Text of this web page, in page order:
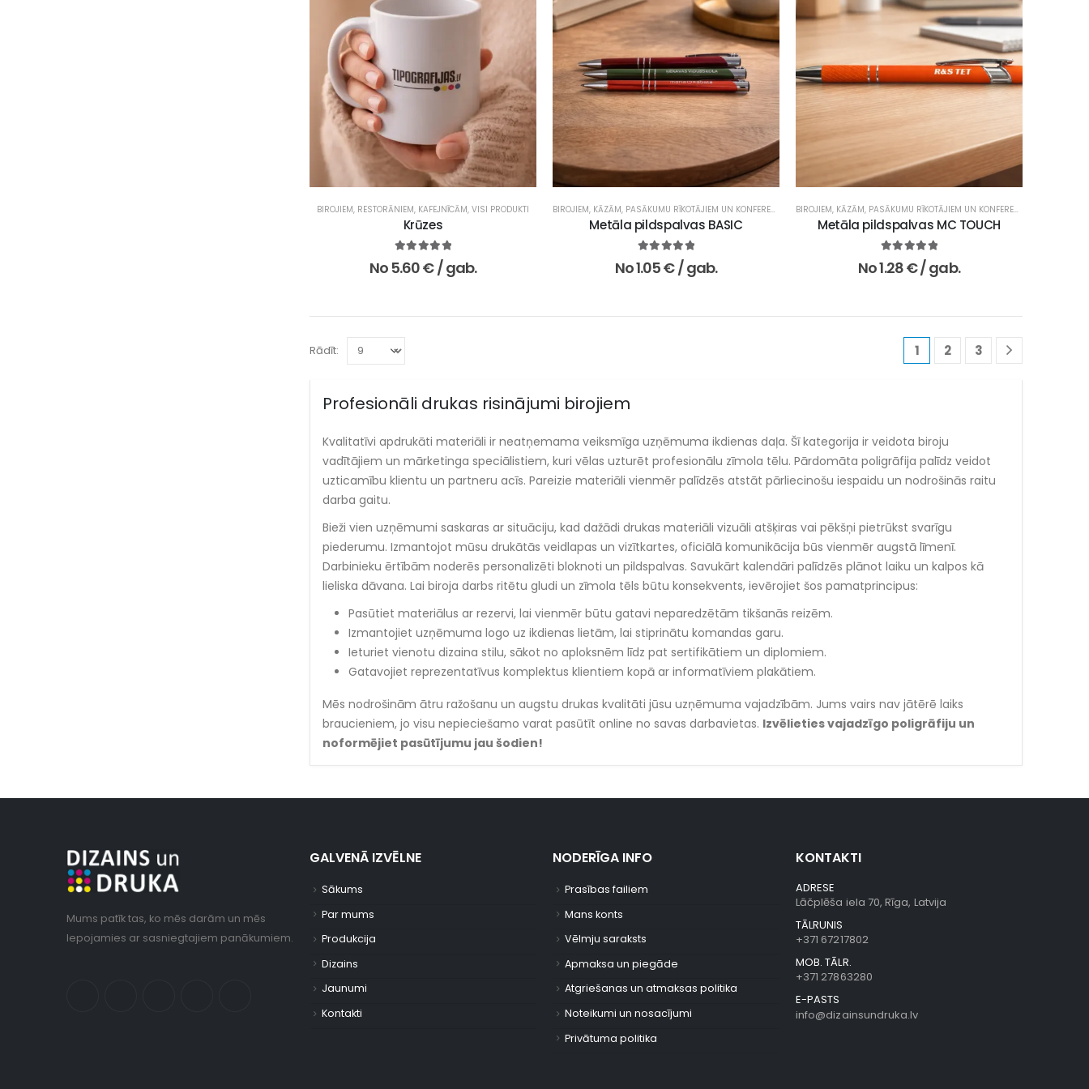
BIROJIEM, RESTORĀNIEM, KAFEJNĪCĀM, VISI PRODUKTI
Krūzes
5.00no 5
No 5.60€/ gab.
BIROJIEM, KĀZĀM, PASĀKUMU RĪKOTĀJIEM UN KONFERENCĒM ,REKLĀMAS UN MĀRKETINGA AĢENTŪRĀM ,SKOLĀM UN IZGLĪTĪBAS
Metāla pildspalvas BASIC
5.00no 5
No1.05€/ gab.
BIROJIEM, KĀZĀM, PASĀKUMU RĪKOTĀJIEM UN KONFERENCĒM
Metāla pildspalvas MC TOUCH
5.00no 5
No1.28€/ gab.
Rādīt: 1 2 3
Profesionāli drukas risinājumi birojiem
Kvalitatīvi apdrukāti materiāli ir neatņemama veiksmīga uzņēmuma ikdienas daļa. Šī kategorija ir veidota biroju
vadītājiem un mārketinga speciālistiem, kuri vēlas uzturēt profesionālu zīmola tēlu. Pārdomāta poligrāfija palīdz veidot
uzticamību klientu un partneru acīs. Pareizie materiāli vienmēr palīdzēs atstāt pārliecinošu iespaidu un nodrošinās raitu
darba gaitu.
Bieži vien uzņēmumi saskaras ar situāciju, kad dažādi drukas materiāli vizuāli atšķiras vai pēkšņi pietrūkst svarīgu
piederumu. Izmantojot mūsu drukātās veidlapas un vizītkartes, oficiālā komunikācija būs vienmēr augstā līmenī.
Darbinieku ērtībām noderēs personalizēti bloknoti un pildspalvas. Savukārt kalendāri palīdzēs plānot laiku un kalpos kā
lieliska dāvana. Lai biroja darbs ritētu gludi un zīmola tēls būtu konsekvents, ievērojiet šos pamatprincipus:
Pasūtiet materiālus ar rezervi, lai vienmēr būtu gatavi neparedzētām tikšanās reizēm.
Izmantojiet uzņēmuma logo uz ikdienas lietām, lai stiprinātu komandas garu.
Ieturiet vienotu dizaina stilu, sākot no aploksnēm līdz pat sertifikātiem un diplomiem.
Gatavojiet reprezentatīvus komplektus klientiem kopā ar informatīviem plakātiem.
Mēs nodrošinām ātru ražošanu un augstu drukas kvalitāti jūsu uzņēmuma vajadzībām. Jums vairs nav jātērē laiks
braucieniem, jo visu nepieciešamo varat pasūtīt online no savas darbavietas. Izvēlieties vajadzīgo poligrāfiju un
noformējiet pasūtījumu jau šodien!
Mums patīk tas, ko mēs darām un mēs
lepojamies ar sasniegtajiem panākumiem.
GALVENĀ IZVĒLNE
Sākums
Par mums
Produkcija
Dizains
Jaunumi
Kontakti
NODERĪGA INFO
Prasības failiem
Mans konts
Vēlmju saraksts
Apmaksa un piegāde
Atgriešanas un atmaksas politika
Noteikumi un nosacījumi
Privātuma politika
KONTAKTI
ADRESE
Lāčplēša iela 70, Rīga, Latvija
TĀLRUNIS
+371 67217802
MOB. TĀLR.
+371 27863280
E-PASTS
info@dizainsundruka.lv